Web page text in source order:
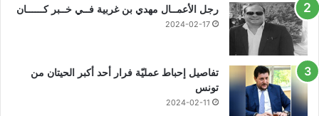
رجل الأعمــال مهدي بن غربية فــي خــبر كــــــان
2024-02-17
تفاصيل إحباط عمليّة فرار أحد أكبر الحيتان من
تونس
2024-02-11